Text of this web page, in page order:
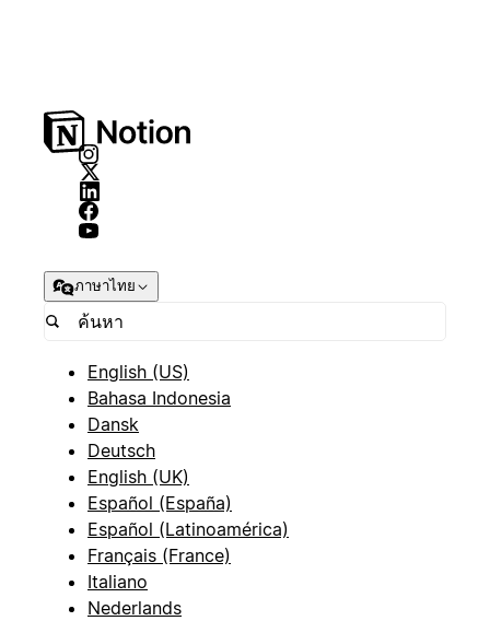
ภาษาไทย
English (US)
Bahasa Indonesia
Dansk
Deutsch
English (UK)
Español (España)
Español (Latinoamérica)
Français (France)
Italiano
Nederlands